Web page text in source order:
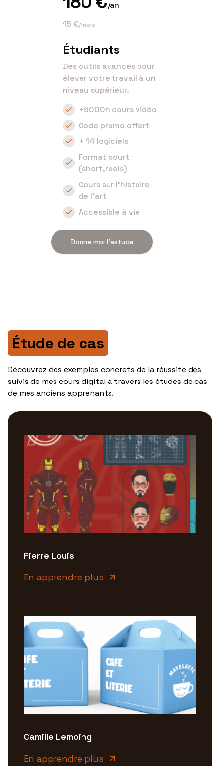
/an
15 €/mois
Étudiants
Des outils avancés pour
élever votre travail à un
niveau supérieur.
+5000h cours vidéo
Code promo offert
+ 14 logiciels
Format court
(short,reels)
Cours sur l'histoire
de l'art
Accessible à vie
Donne moi l'astuce
Étude de cas
Découvrez des exemples concrets de la réussite des
suivis de mes cours digital à travers les études de cas
de mes anciens apprenants.
Pierre Louis
En apprendre plus
Camille Lemoing
En apprendre plus